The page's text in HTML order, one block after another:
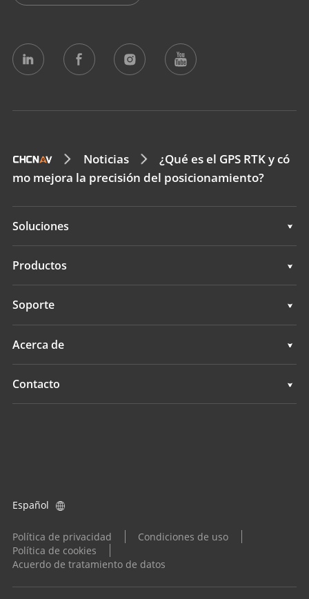
Noticias
¿Qué es el GPS RTK y có
mo mejora la precisión del posicionamiento?
Soluciones
Topografía e ingeniería
Levantamientos hidrográficos
Servicios de posicionamiento
Productos
Topografía e ingeniería
Levantamientos hidrográficos
Soporte
Soporte
Acerca de
Descripción general
Contacto
Política de privacidad
Condiciones de uso
Política de cookies
Acuerdo de tratamiento de datos
Español